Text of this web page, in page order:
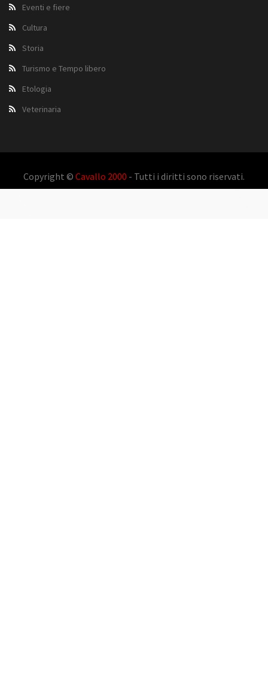
Eventi e fiere
Cultura
Storia
Turismo e Tempo libero
Etologia
Veterinaria
Copyright © Cavallo 2000 - Tutti i diritti sono riservati.